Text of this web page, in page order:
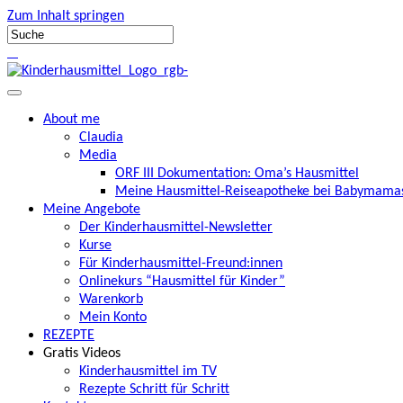
Zum Inhalt springen
About me
Claudia
Media
ORF III Dokumentation: Oma’s Hausmittel
Meine Hausmittel-Reiseapotheke bei
Meine Angebote
Der Kinderhausmittel-Newsletter
Kurse
Für Kinderhausmittel-Freund:innen
Onlinekurs “Hausmittel für Kinder”
Warenkorb
Mein Konto
REZEPTE
Gratis Videos
Kinderhausmittel im TV
Rezepte Schritt für Schritt